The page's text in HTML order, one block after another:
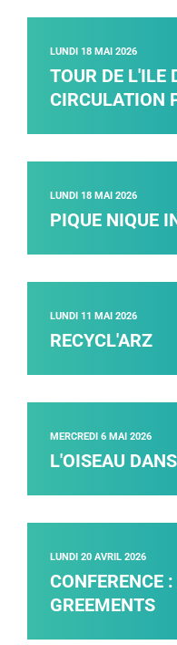
TOUR DE L'ILE
CIRCULATION
LUNDI 18 MAI 2026
PIQUE NIQUE
LUNDI 18 MAI 2026
RECYCL'ARZ
LUNDI 11 MAI 2026
L'OISEAU
MERCREDI 6 MAI 2026
CONFERENCE
GREEMENTS
LUNDI 20 AVRIL 2026